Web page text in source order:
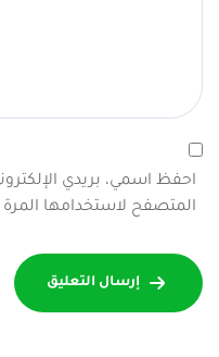
احفظ اسمي، بريدي
المتصفح لاستخدامها المرة
إرسال التعليق